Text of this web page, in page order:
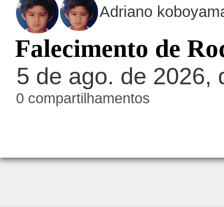
Adriano
Falecimento de
5 de ago. de 2026,
0 compartilhamentos